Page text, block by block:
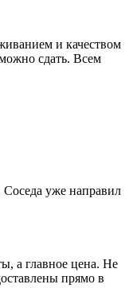
и качеством
сдать. Всем
Соседа уже направил
а главное цена. Не
прямо в